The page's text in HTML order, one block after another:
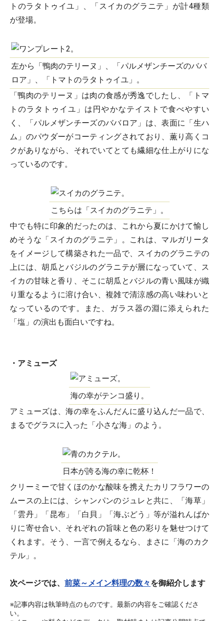
トのラタトゥイユ」、「スイカのグラニテ」が計4種類
が登場。
左から「鴨肉のテリーヌ」、「パルメザンチーズのババ
ロア」、「トマトのラタトゥイユ」。
「鴨肉のテリーヌ」は肉の食感が秀逸でしたし、「トマ
トのラタトゥイユ」は円やかなテイストで食べやすい
く、「パルメザンチーズのババロア」は、表面に「生ハ
ム」のパウダーがコーティングされており、薫り高くコ
クがありながら、それでいてとても繊細な仕上がりにな
っているのです。
こちらは「スイカのグラニテ」。
中でも特に印象的だったのは、これから夏にかけて愉し
めそうな「スイカのグラニテ」。これは、マルガリータ
をイメージして構築された一品で、スイカのグラニテの
上には、胡瓜とバジルのグラニテが層になっていて、ス
イカの甘味と香り、そこに胡瓜とバジルの青い風味が織
り重なるように溶け合い、複雑で清涼感の高い味わいと
なっているのです。また、ガラス器の淵に添えられた
「塩」の演出も面白いですね。
・アミューズ
海の幸がテンコ盛り。
アミューズは、海の幸をふんだんに盛り込んだ一品で、
まるでグラスに入った「小さな海」のよう。
日本が誇る海の幸に乾杯！
クリーミーで甘くほのかな酸味を携えたカリフラワーの
ムースの上には、シャンパンのジュレと共に、「海草」
「雲丹」「昆布」「白貝」「海ぶどう」等が溢れんばか
りに寄せ合い、それぞれの旨味と色の彩りを魅せつけて
くれます。そう、一言で例えるなら、まさに「海のカク
テル」。
次ページでは、 前菜～メイン料理の数々を御紹介します
※記事内容は執筆時点のものです。最新の内容をご確認くださ
い。